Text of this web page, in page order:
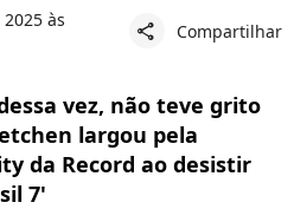
às
share Compartilhar
vez, não teve grito
largou pela
da Record ao desistir
7'